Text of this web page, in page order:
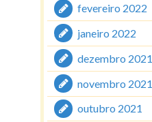
fevereiro 2022
janeiro 2022
dezembro 2021
novembro 2021
outubro 2021